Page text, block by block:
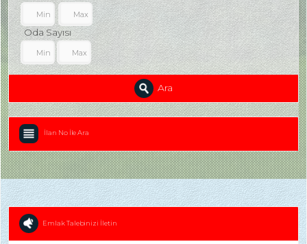
Oda Sayısı
Ara
İlan No İle Ara
Emlak Talebinizi İletin